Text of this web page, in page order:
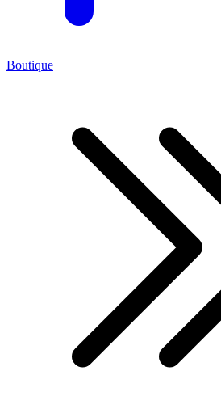
Boutique